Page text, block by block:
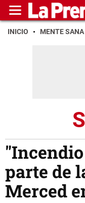
INICIO MENTE SANA
parte de
Merced